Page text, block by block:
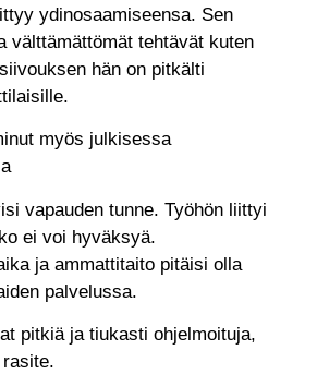
ydinosaamiseensa. Sen
välttämättömät tehtävät kuten
hän on pitkälti
myös julkisessa
vapauden tunne. Työhön liittyi
ei voi hyväksyä.
ja ammattitaito pitäisi olla
palvelussa.
pitkiä ja tiukasti ohjelmoituja,